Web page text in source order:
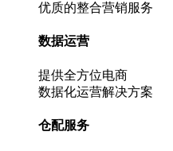
优质的整合营销服务
数据运营
提供全方位电商
数据化运营解决方案
仓配服务